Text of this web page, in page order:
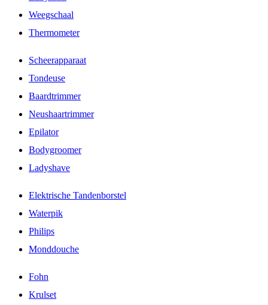
Weegschaal
Thermometer
Scheerapparaat
Tondeuse
Baardtrimmer
Neushaartrimmer
Epilator
Bodygroomer
Ladyshave
Elektrische Tandenborstel
Waterpik
Philips
Monddouche
Fohn
Krulset